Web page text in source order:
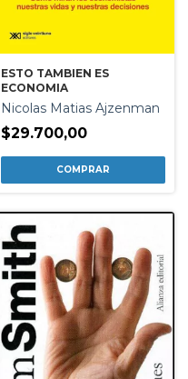
ESTO TAMBIEN ES
ECONOMIA
Nicolas Matias Ajzenman
$29.700,00